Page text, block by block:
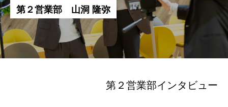
第 ２営業部 山洞 隆弥
第２営業部インタビュー